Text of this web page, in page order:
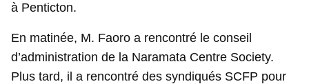
à Penticton.
En matinée, M. Faoro a rencontré le conseil
d’administration de la Naramata Centre Society.
Plus tard, il a rencontré des syndiqués SCFP pour